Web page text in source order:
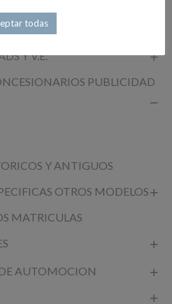
ENDURO ,VMP
Y V.E.
PUBLICIDAD
Y ANTIGUOS
OTROS MODELOS
MATRICULAS
AUTOMOCION
todas